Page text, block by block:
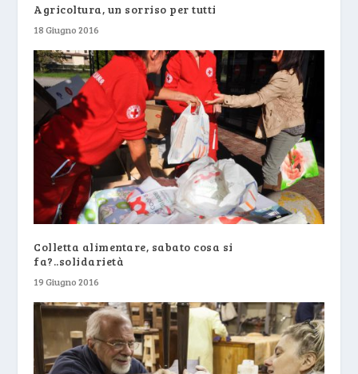
Agricoltura, un sorriso per tutti
18 Giugno 2016
Colletta alimentare, sabato cosa si
fa?..solidarietà
19 Giugno 2016